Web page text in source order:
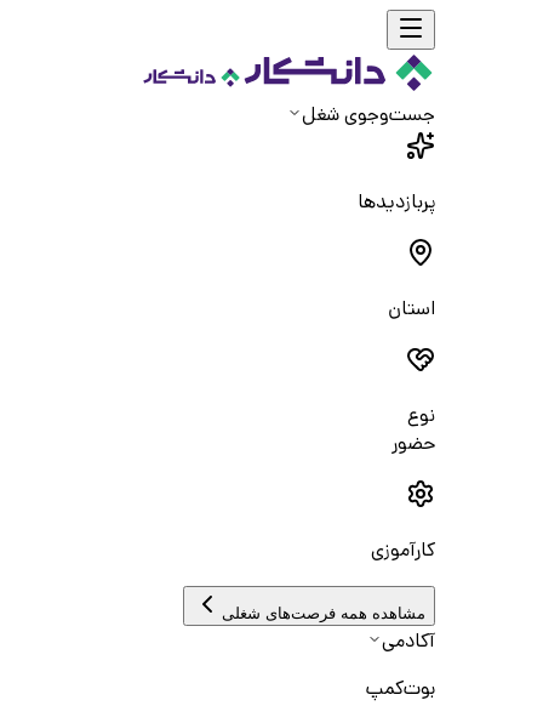
جست‌و‌جوی شغل
پربازدیدها
استان
نوع
حضور
کارآموزی
مشاهده همه فرصت‌های شغلی
آکادمی
بوت‌کمپ